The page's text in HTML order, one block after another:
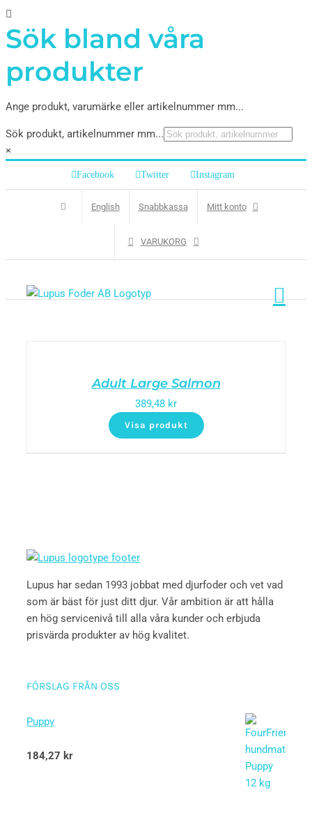
Sök bland våra
produkter
Ange produkt, varumärke eller artikelnummer mm...
Sök produkt, artikelnummer mm...
×
Facebook Twitter Instagram
English Snabbkassa Mitt konto
VARUKORG
Adult Large Salmon
389,48 kr
Visa produkt
Lupus har sedan 1993 jobbat med djurfoder och vet vad
som är bäst för just ditt djur. Vår ambition är att hålla
en hög servicenivå till alla våra kunder och erbjuda
prisvärda produkter av hög kvalitet.
FÖRSLAG FRÅN OSS
Puppy
Betygsatt
5.00
184,27 kr